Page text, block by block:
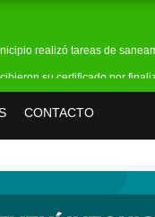
realizó tareas de
su certificado por
CONTACTO